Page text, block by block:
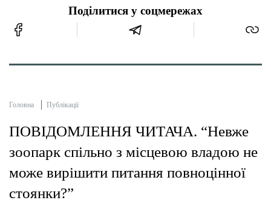
Поділитися у соцмережах
Головна Публікації
ПОВІДОМЛЕННЯ ЧИТАЧА. “Невже
зоопарк спільно з місцевою владою не
може вирішити питання повноцінної
стоянки?”